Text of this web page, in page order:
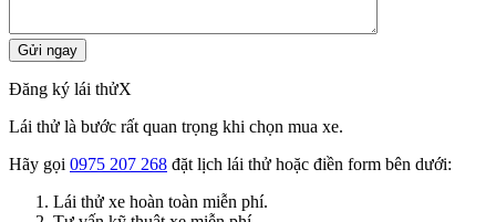
Đăng ký lái thửX
Lái thử là bước rất quan trọng khi chọn mua xe.
Hãy gọi 0975 207 268 đặt lịch lái thử hoặc điền form bên dưới:
Lái thử xe hoàn toàn miễn phí.